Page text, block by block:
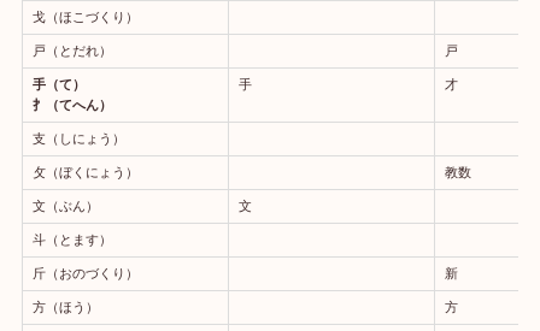
戈（ほこづくり）
戸（とだれ） 戸
手（て）
扌（てへん）
手 才
支（しにょう）
攵（ぼくにょう） 教数
文（ぶん） 文
斗（とます）
斤（おのづくり） 新
方（ほう） 方